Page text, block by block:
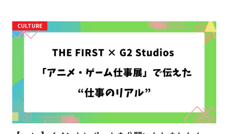
CULTURE